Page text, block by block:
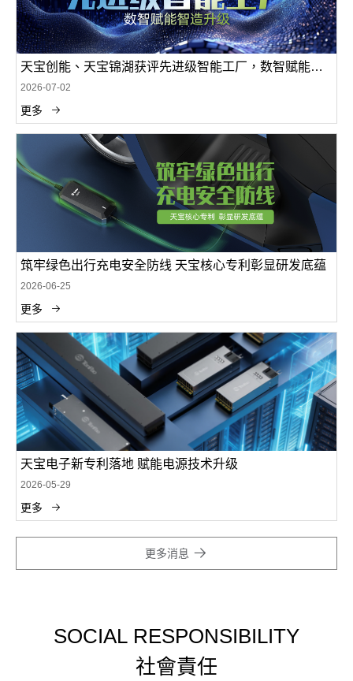
天宝创能、天宝锦湖获评先进级智能工厂，数智赋能智
造升级
2026-07-02
更多
筑牢绿色出行充电安全防线 天宝核心专利彰显研发底蕴
2026-06-25
更多
天宝电子新专利落地 赋能电源技术升级
2026-05-29
更多
更多消息
SOCIAL RESPONSIBILITY
社會責任